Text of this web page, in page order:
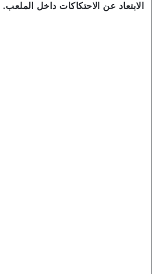
الابتعاد عن الاحتكاكات داخل الملعب.